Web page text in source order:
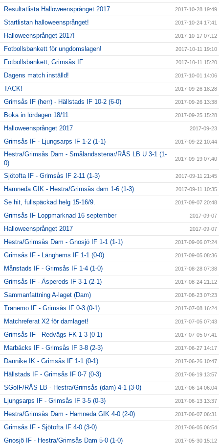
Resultatlista Halloweensprånget 2017 2017-10-28 19:49
Startlistan halloweensprånget! 2017-10-24 17:41
Halloweensprånget 2017! 2017-10-17 07:12
Fotbollsbankett för ungdomslagen! 2017-10-11 19:10
Fotbollsbankett, Grimsås IF 2017-10-11 15:20
Dagens match inställd! 2017-10-01 14:06
TACK! 2017-09-26 18:28
Grimsås IF (herr) - Hällstads IF 10-2 (6-0) 2017-09-26 13:38
Boka in lördagen 18/11 2017-09-25 15:28
Halloweensprånget 2017 2017-09-23
Grimsås IF - Ljungsarps IF 1-2 (1-1) 2017-09-22 10:44
Hestra/Grimsås Dam - Smålandsstenar/RÅS LB U 3-1 (1-
0)
2017-09-19 07:40
Sjötofta IF - Grimsås IF 2-11 (1-3) 2017-09-11 21:45
Hamneda GIK - Hestra/Grimsås dam 1-6 (1-3) 2017-09-11 10:35
Se hit, fullspäckad helg 15-16/9. 2017-09-07 20:48
Grimsås IF Loppmarknad 16 september 2017-09-07
Halloweensprånget 2017 2017-09-07
Hestra/Grimsås Dam - Gnosjö IF 1-1 (1-1) 2017-09-06 07:24
Grimsås IF - Länghems IF 1-1 (0-0) 2017-09-05 08:36
Månstads IF - Grimsås IF 1-4 (1-0) 2017-08-28 07:38
Grimsås IF - Äspereds IF 3-1 (2-1) 2017-08-24 21:12
Sammanfattning A-laget (Dam) 2017-08-23 07:23
Tranemo IF - Grimsås IF 0-3 (0-1) 2017-07-08 16:24
Matchreferat X2 för damlaget! 2017-07-05 07:43
Grimsås IF - Redvägs FK 1-3 (0-1) 2017-07-05 07:41
Marbäcks IF - Grimsås IF 3-8 (2-3) 2017-06-27 14:17
Dannike IK - Grimsås IF 1-1 (0-1) 2017-06-26 10:47
Hällstads IF - Grimsås IF 0-7 (0-3) 2017-06-19 13:57
SGoIF/RÅS LB - Hestra/Grimsås (dam) 4-1 (3-0) 2017-06-14 06:04
Ljungsarps IF - Grimsås IF 3-5 (0-3) 2017-06-13 13:37
Hestra/Grimsås Dam - Hamneda GIK 4-0 (2-0) 2017-06-07 06:31
Grimsås IF - Sjötofta IF 4-0 (3-0) 2017-06-05 06:54
Gnosjö IF - Hestra/Grimsås Dam 5-0 (1-0) 2017-05-30 15:12